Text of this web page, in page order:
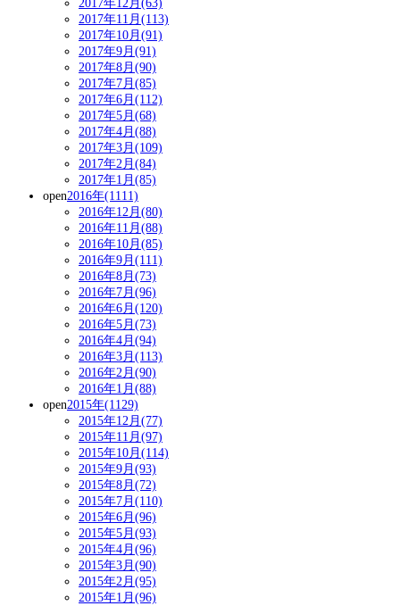
2017年12月(63)
2017年11月(113)
2017年10月(91)
2017年9月(91)
2017年8月(90)
2017年7月(85)
2017年6月(112)
2017年5月(68)
2017年4月(88)
2017年3月(109)
2017年2月(84)
2017年1月(85)
open2016年(1111)
2016年12月(80)
2016年11月(88)
2016年10月(85)
2016年9月(111)
2016年8月(73)
2016年7月(96)
2016年6月(120)
2016年5月(73)
2016年4月(94)
2016年3月(113)
2016年2月(90)
2016年1月(88)
open2015年(1129)
2015年12月(77)
2015年11月(97)
2015年10月(114)
2015年9月(93)
2015年8月(72)
2015年7月(110)
2015年6月(96)
2015年5月(93)
2015年4月(96)
2015年3月(90)
2015年2月(95)
2015年1月(96)